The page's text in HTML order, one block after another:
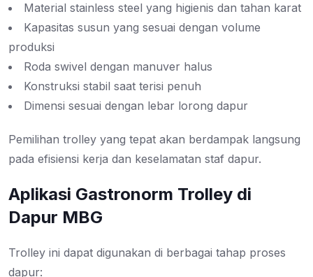
Material stainless steel yang higienis dan tahan karat
Kapasitas susun yang sesuai dengan volume
produksi
Roda swivel dengan manuver halus
Konstruksi stabil saat terisi penuh
Dimensi sesuai dengan lebar lorong dapur
Pemilihan trolley yang tepat akan berdampak langsung
pada efisiensi kerja dan keselamatan staf dapur.
Aplikasi Gastronorm Trolley di
Dapur MBG
Trolley ini dapat digunakan di berbagai tahap proses
dapur: